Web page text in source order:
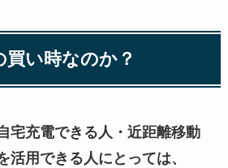
買い時なのか？
宅充電できる人・近距離移動
活用できる人にとっては、